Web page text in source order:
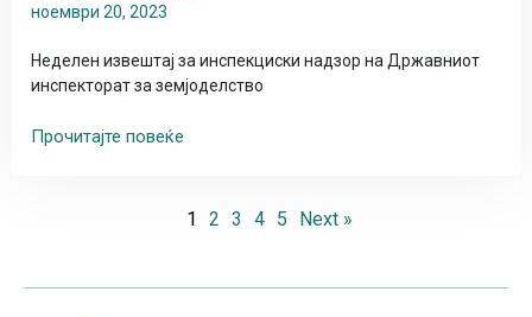
ноември 20, 2023
Неделен извештај за инспекциски надзор на Државниот
инспекторат за земјоделство
Прочитајте повеќе
1 2 3 4 5 Next »